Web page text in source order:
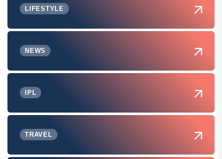
LIFESTYLE
NEWS
IPL
TRAVEL